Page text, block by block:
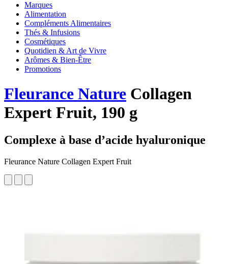
Marques
Alimentation
Compléments Alimentaires
Thés & Infusions
Cosmétiques
Quotidien & Art de Vivre
Arômes & Bien-Être
Promotions
Fleurance Nature Collagen
Expert Fruit, 190 g
Complexe à base d’acide hyaluronique
Fleurance Nature Collagen Expert Fruit